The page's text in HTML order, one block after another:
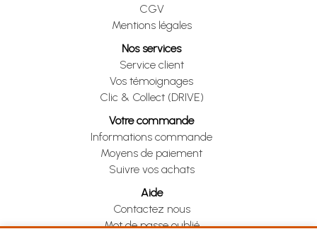
CGV
Mentions légales
Nos services
Service client
Vos témoignages
Clic & Collect (DRIVE)
Votre commande
Informations commande
Moyens de paiement
Suivre vos achats
Aide
Contactez nous
Mot de passe oublié